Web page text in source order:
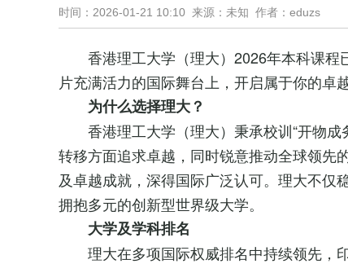
时间：2026-01-21 10:10 来源：未知 作者：eduzs
香港理工大学（理大）2026年本科课
片充满活力的国际舞台上，开启属于你的卓
为什么选择理大？
香港理工大学（理大）秉承校训“开物
转移方面追求卓越，同时锐意推动全球领先
及卓越成就，深得国际广泛认可。理大不仅
拥抱多元的创新型世界级大学。
大学及学科排名
理大在多项国际权威排名中持续领先，